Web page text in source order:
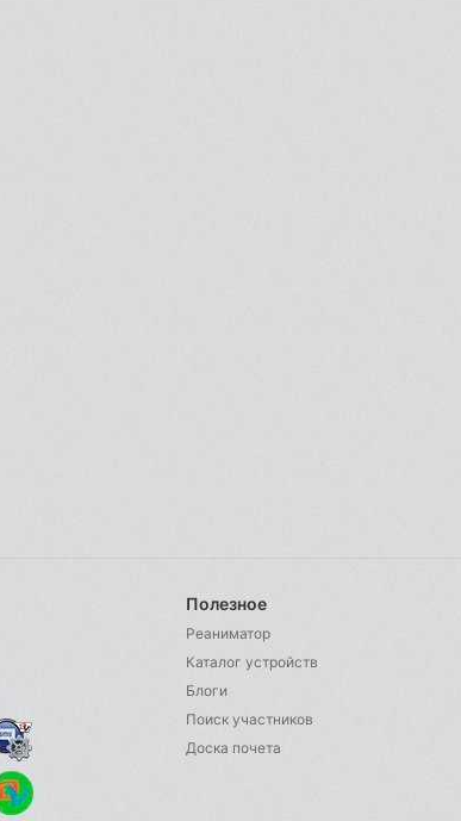
Полезное
Реаниматор
Каталог устройств
Блоги
Поиск участников
Доска почета